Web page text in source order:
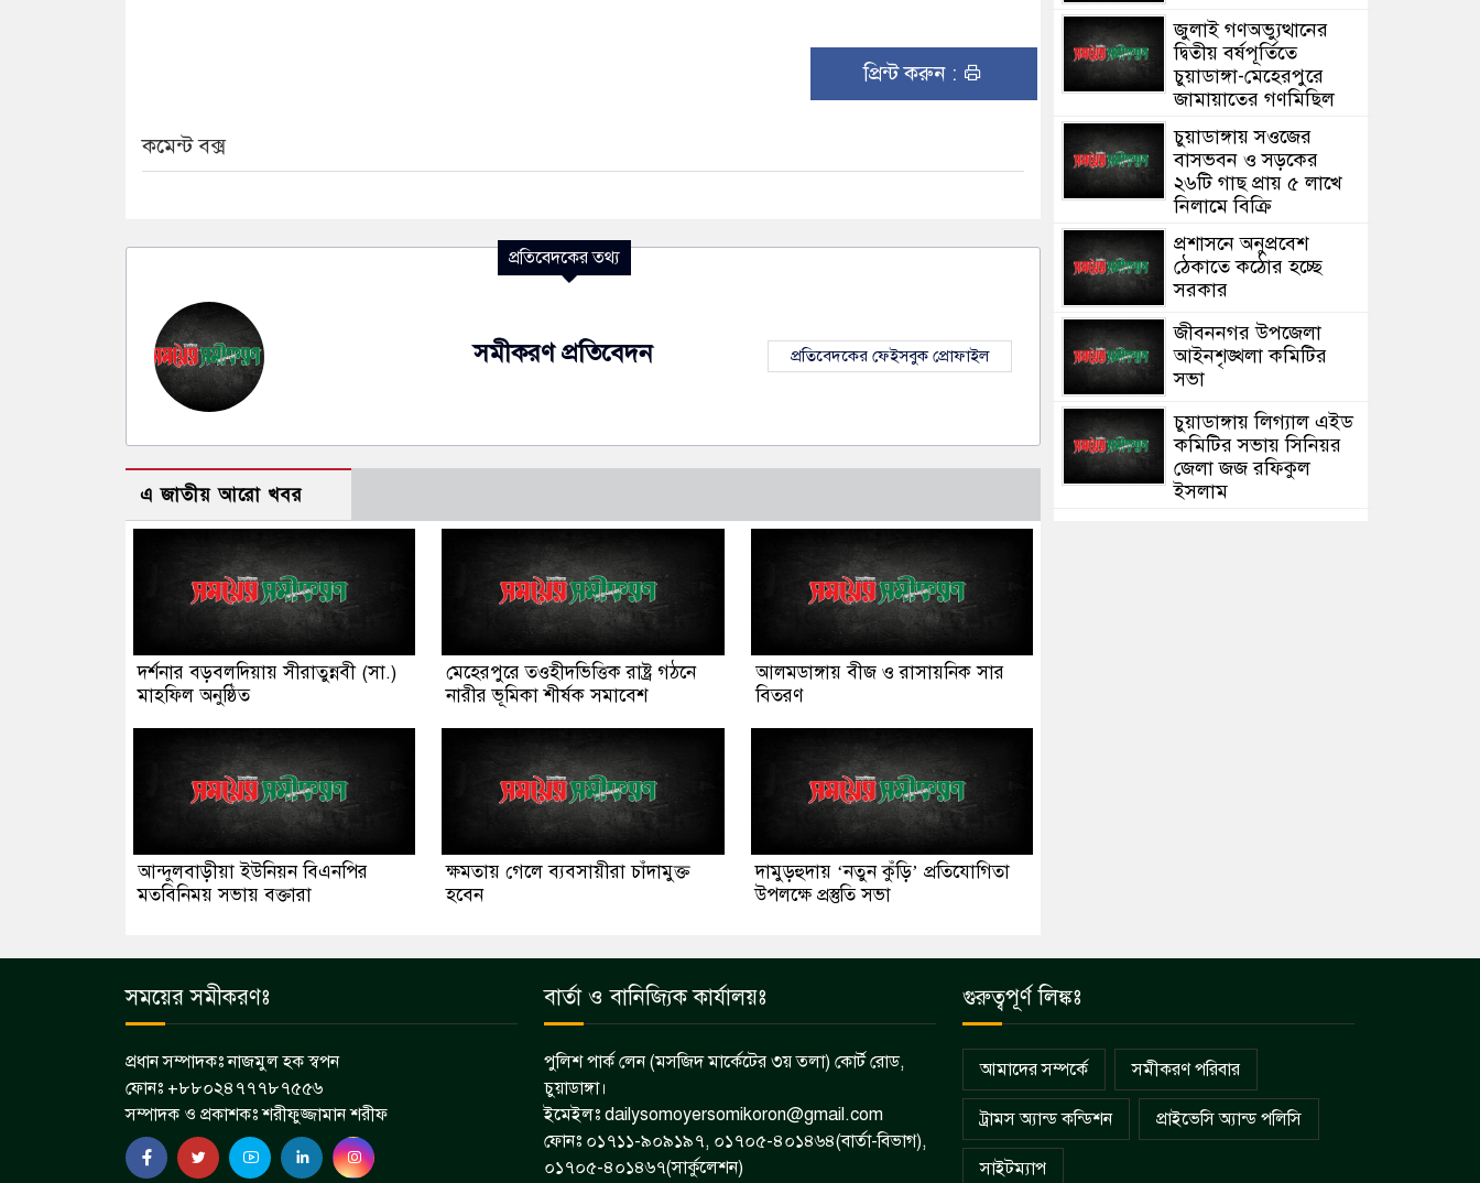
প্রিন্ট করুন :
কমেন্ট বক্স
প্রতিবেদকের তথ্য
সমীকরণ প্রতিবেদন প্রতিবেদকের ফেইসবুক প্রোফাইল
এ জাতীয় আরো খবর
দর্শনার বড়বলদিয়ায় সীরাতুন্নবী (সা.)
মাহফিল অনুষ্ঠিত
মেহেরপুরে তওহীদভিত্তিক রাষ্ট্র গঠনে
নারীর ভূমিকা শীর্ষক সমাবেশ
আলমডাঙ্গায় বীজ ও রাসায়নিক সার
বিতরণ
আন্দুলবাড়ীয়া ইউনিয়ন বিএনপির
মতবিনিময় সভায় বক্তারা
ক্ষমতায় গেলে ব্যবসায়ীরা চাঁদামুক্ত
হবেন
দামুড়হুদায় ‘নতুন কুঁড়ি’ প্রতিযোগিতা
উপলক্ষে প্রস্তুতি সভা
জুলাই গণঅভ্যুত্থানের
দ্বিতীয় বর্ষপূর্তিতে
চুয়াডাঙ্গা-মেহেরপুরে
জামায়াতের গণমিছিল
চুয়াডাঙ্গায় সওজের
বাসভবন ও সড়কের
২৬টি গাছ প্রায় ৫ লাখে
নিলামে বিক্রি
প্রশাসনে অনুপ্রবেশ
ঠেকাতে কঠোর হচ্ছে
সরকার
জীবননগর উপজেলা
আইনশৃঙ্খলা কমিটির
সভা
চুয়াডাঙ্গায় লিগ্যাল এইড
কমিটির সভায় সিনিয়র
জেলা জজ রফিকুল
ইসলাম
সময়ের সমীকরণঃ
প্রধান সম্পাদকঃ নাজমুল হক স্বপন
ফোনঃ +৮৮০২৪৭৭৭৮৭৫৫৬
সম্পাদক ও প্রকাশকঃ শরীফুজ্জামান শরীফ
বার্তা ও বানিজ্যিক কার্যালয়ঃ
পুলিশ পার্ক লেন (মসজিদ মার্কেটের ৩য় তলা) কোর্ট রোড,
চুয়াডাঙ্গা।
ইমেইলঃ dailysomoyersomikoron@gmail.com
ফোনঃ ০১৭১১-৯০৯১৯৭, ০১৭০৫-৪০১৪৬৪(বার্তা-বিভাগ),
০১৭০৫-৪০১৪৬৭(সার্কুলেশন)
গুরুত্বপূর্ণ লিঙ্কঃ
আমাদের সম্পর্কে সমীকরণ পরিবার
ট্রামস অ্যান্ড কন্ডিশন প্রাইভেসি অ্যান্ড পলিসি
সাইটম্যাপ